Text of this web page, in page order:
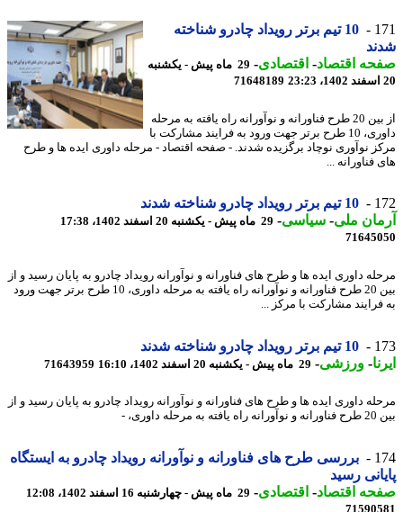
10 تیم برتر رویداد چادرو شناخته
اقتصاد-اقتصادی-
29 ماه پیش - یکشنبه
71648189
از بین 20 طرح فناورانه و نوآورانه راه یافته به مرحله
داوری، 10 طرح برتر جهت ورود به فرایند مشارکت با
نوآوری نوچاد برگزیده شدند. - صفحه اقتصاد - مرحله داوری ایده ها و طرح
فناورانه ...
10 تیم برتر رویداد چادرو شناخته شدند
ملی-سیاسی-29 ماه پیش - یکشنبه 20 اسفند 1402، 17:38
داوری ایده ها و طرح های فناورانه و نوآورانه رویداد چادرو به پایان رسید و از
بین 20 طرح فناورانه و نوآورانه راه یافته به مرحله داوری، 10 طرح برتر جهت ورود
مشارکت با مرکز ...
10 تیم برتر رویداد چادرو شناخته شدند
-ورزشی-29 ماه پیش - یکشنبه 20 اسفند 1402، 16:10 71643959
داوری ایده ها و طرح های فناورانه و نوآورانه رویداد چادرو به پایان رسید و از
بررسی طرح های فناورانه و نوآورانه رویداد چادرو به ایستگاه
رسید
اقتصاد-اقتصادی-29 ماه پیش - چهارشنبه 16 اسفند 1402، 12:08